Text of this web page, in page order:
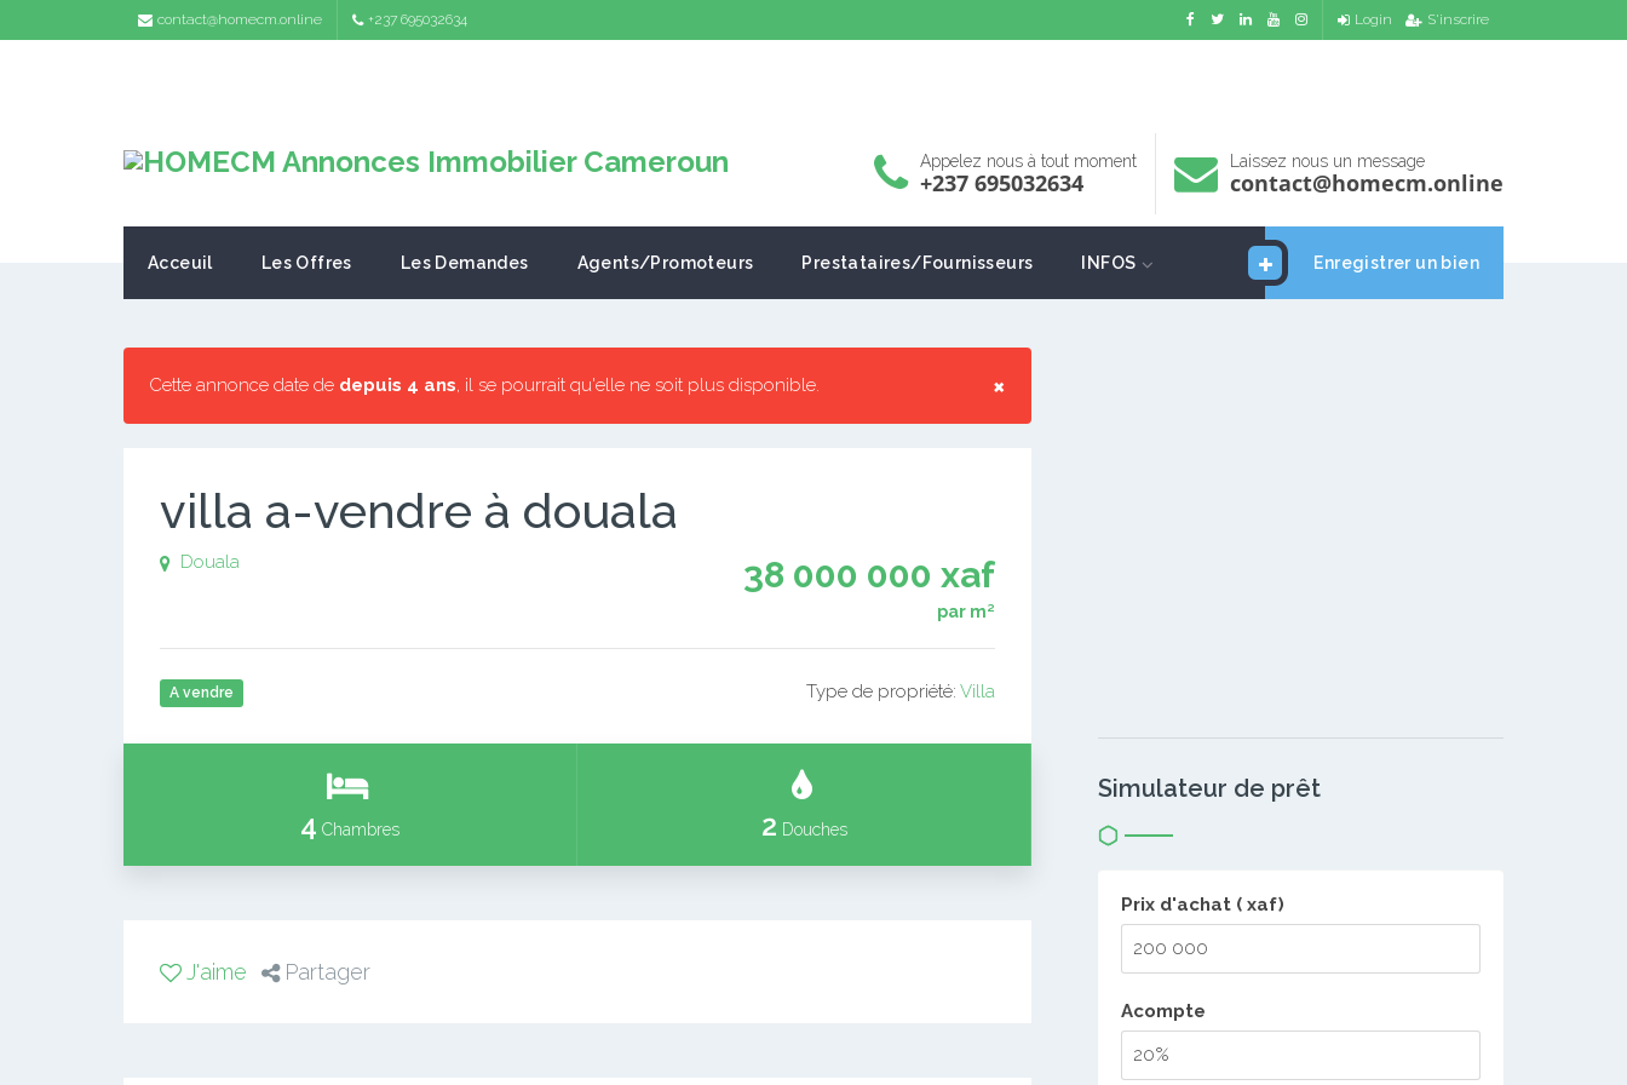
contact@homecm.online +237 695032634 Login S'inscrire
Appelez nous à tout moment
+237 695032634
Laissez nous un message
contact@homecm.online
Enregistrer un bien
Acceuil Les Offres Les Demandes Agents/Promoteurs Prestataires/Fournisseurs INFOS
×
Cette annonce date de depuis 4 ans, il se pourrait qu'elle ne soit plus disponible.
villa a-vendre à douala
38 000 000 xaf
par m²
Douala
A vendre Type de propriété: Villa
4 Chambres 2 Douches
J'aime Partager
Simulateur de prêt
Prix d'achat ( xaf)
Acompte